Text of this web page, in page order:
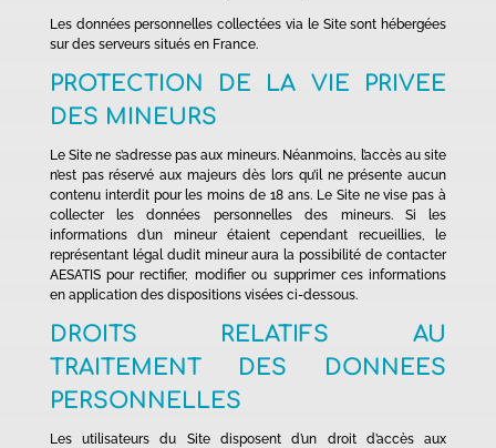
Les données personnelles collectées via le Site sont hébergées
sur des serveurs situés en France.
PROTECTION DE LA VIE PRIVEE
DES MINEURS
Le Site ne s’adresse pas aux mineurs. Néanmoins, l’accès au site
n’est pas réservé aux majeurs dès lors qu’il ne présente aucun
contenu interdit pour les moins de 18 ans. Le Site ne vise pas à
collecter les données personnelles des mineurs. Si les
informations d’un mineur étaient cependant recueillies, le
représentant légal dudit mineur aura la possibilité de contacter
AESATIS pour rectifier, modifier ou supprimer ces informations
en application des dispositions visées ci-dessous.
DROITS RELATIFS AU
TRAITEMENT DES DONNEES
PERSONNELLES
Les utilisateurs du Site disposent d’un droit d’accès aux